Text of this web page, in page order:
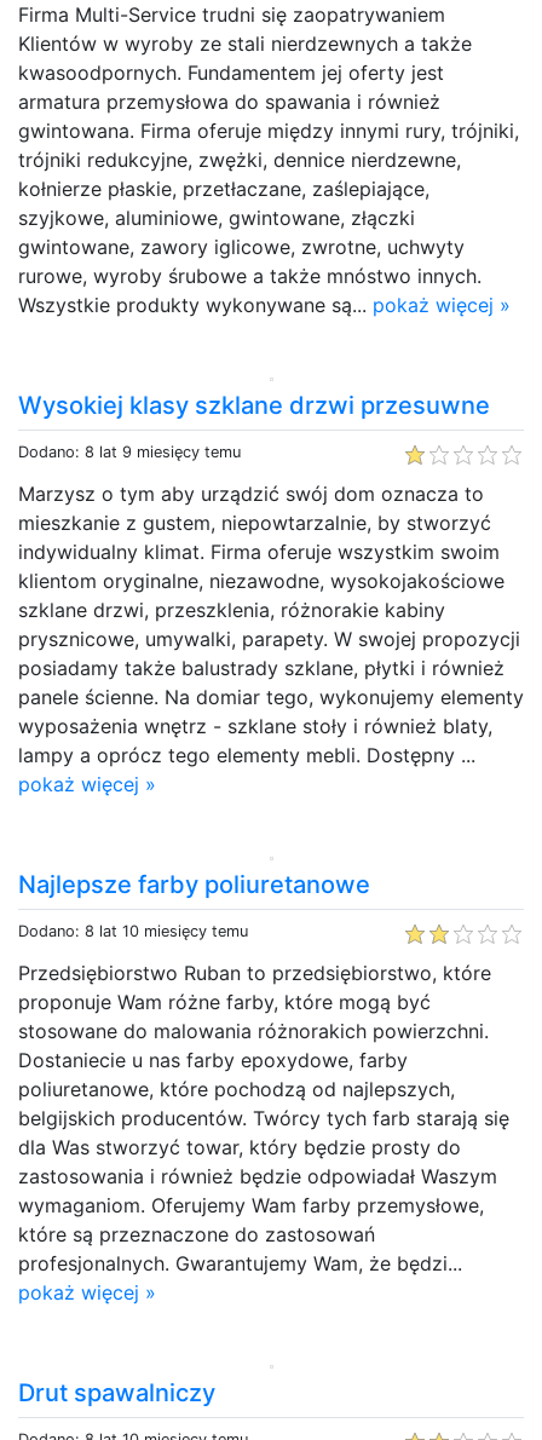
Firma Multi-Service trudni się zaopatrywaniem
Klientów w wyroby ze stali nierdzewnych a także
kwasoodpornych. Fundamentem jej oferty jest
armatura przemysłowa do spawania i również
gwintowana. Firma oferuje między innymi rury, trójniki,
trójniki redukcyjne, zwężki, dennice nierdzewne,
kołnierze płaskie, przetłaczane, zaślepiające,
szyjkowe, aluminiowe, gwintowane, złączki
gwintowane, zawory iglicowe, zwrotne, uchwyty
rurowe, wyroby śrubowe a także mnóstwo innych.
Wszystkie produkty wykonywane są... pokaż więcej »
Wysokiej klasy szklane drzwi przesuwne
Dodano: 8 lat 9 miesięcy temu
Marzysz o tym aby urządzić swój dom oznacza to
mieszkanie z gustem, niepowtarzalnie, by stworzyć
indywidualny klimat. Firma oferuje wszystkim swoim
klientom oryginalne, niezawodne, wysokojakościowe
szklane drzwi, przeszklenia, różnorakie kabiny
prysznicowe, umywalki, parapety. W swojej propozycji
posiadamy także balustrady szklane, płytki i również
panele ścienne. Na domiar tego, wykonujemy elementy
wyposażenia wnętrz - szklane stoły i również blaty,
lampy a oprócz tego elementy mebli. Dostępny ...
pokaż więcej »
Najlepsze farby poliuretanowe
Dodano: 8 lat 10 miesięcy temu
Przedsiębiorstwo Ruban to przedsiębiorstwo, które
proponuje Wam różne farby, które mogą być
stosowane do malowania różnorakich powierzchni.
Dostaniecie u nas farby epoxydowe, farby
poliuretanowe, które pochodzą od najlepszych,
belgijskich producentów. Twórcy tych farb starają się
dla Was stworzyć towar, który będzie prosty do
zastosowania i również będzie odpowiadał Waszym
wymaganiom. Oferujemy Wam farby przemysłowe,
które są przeznaczone do zastosowań
profesjonalnych. Gwarantujemy Wam, że będzi...
pokaż więcej »
Drut spawalniczy